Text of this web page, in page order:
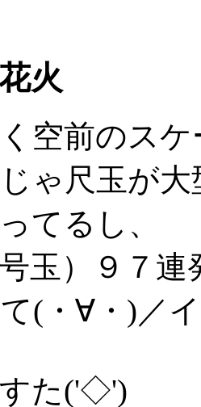
火
空前のスケ
ゃ尺玉が
てるし、
玉）９７
(・∀・)／
た('◇')ゞ